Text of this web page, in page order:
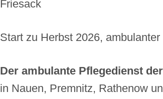
Friesack
Start zu Herbst 2026,
Der ambulante Pflegedienst
in Nauen, Premnitz, Rathenow